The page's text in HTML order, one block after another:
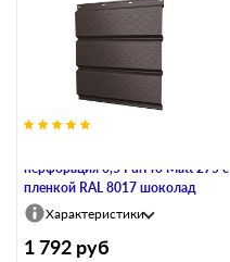
перфорация 0,5 PurPro Matt 275 с
пленкой RAL 8017 шоколад
Характеристики
1 792 руб